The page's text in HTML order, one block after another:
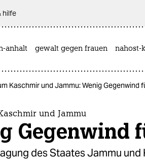
hilfe
anhalt gewalt gegen frauen nahost-
Kaschmir und Jammu: Wenig Gegenwind
und Jammu
Gegenwind
des Staates Jammu